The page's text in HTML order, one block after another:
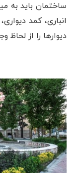
ساختمان باید به
انباری، کمد
دیوارها را از